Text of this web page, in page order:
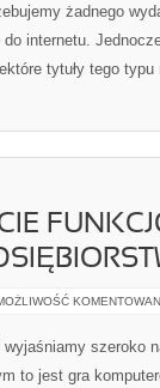
żadnego
internetu.
tytuły tego
wyjaśniamy szeroko
to jest gra